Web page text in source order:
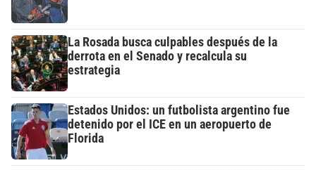
La Rosada busca culpables después de la
derrota en el Senado y recalcula su
estrategia
Estados Unidos: un futbolista argentino fue
detenido por el ICE en un aeropuerto de
Florida